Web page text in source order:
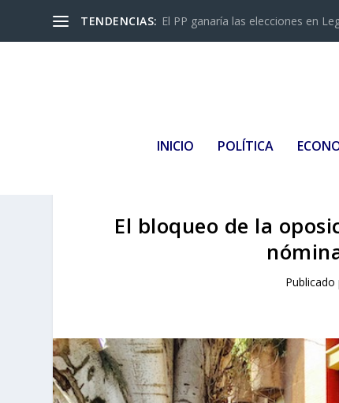
TENDENCIAS: El PP ganaría las elecciones en
INICIO POLÍTICA
El bloqueo de la